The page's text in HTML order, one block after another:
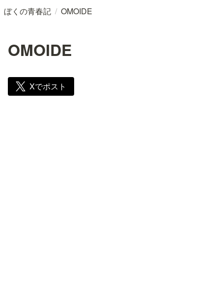
ぼくの青春記 / OMOIDE
OMOIDE
Xでポスト